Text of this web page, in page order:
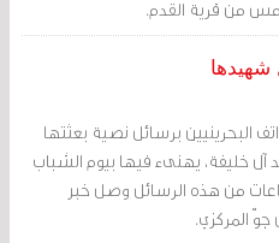
من قرية القدم.
شهيدها
يوم 24 مارس 2024، امتلأت هواتف البحرينيين برسائل نصية بعثتها
خليفة، يهنىء فيها بيوم الشباب
من هذه الرسائل وصل خبر